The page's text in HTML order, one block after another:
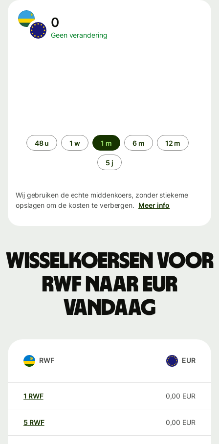
0
Geen verandering
Periode48 u 1 w 1 m 6 m 12 m
5 j
Wij gebruiken de echte middenkoers, zonder stiekeme
opslagen om de kosten te verbergen. Meer info
Wisselkoersen voor
RWF naar EUR
vandaag
RWF EUR
1 RWF 0,00 EUR
5 RWF 0,00 EUR